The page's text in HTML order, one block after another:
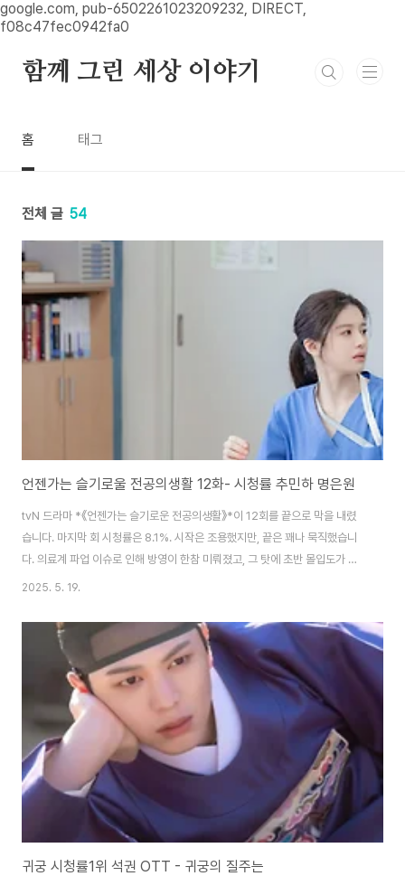
google.com, pub-6502261023209232, DIRECT,
f08c47fec0942fa0
본문 바로가기
함께 그린 세상 이야기
홈 태그
전체 글 54
언젠가는 슬기로울 전공의생활 12화- 시청률 추민하 명은원
tvN 드라마 *《언젠가는 슬기로운 전공의생활》*이 12회를 끝으로 막을 내렸
습니다. 마지막 회 시청률은 8.1%. 시작은 조용했지만, 끝은 꽤나 묵직했습니
다. 의료계 파업 이슈로 인해 방영이 한참 미뤄졌고, 그 탓에 초반 몰입도가 떨
어진다는 의견도 있었지만,...시간이 흐를수록 이 드라마는 '성장'이라는 단어
했던 하루하루.. 지금은 지원이 거의 없는 현실 병원 안에서 살아 숨 쉬는 전공
의들의 1년을 그려진 오이영, 표남경, 엄재일, 김사비. 차트 하나 제대로 못 쓰
던 이들이, 어느덧 교수와 간호사들에게 인정받고, 환자의 눈을 바라보며 진심
을 다하는 의사로 성장한 모습들이 12회에는 많이 비추어졌는데요 특히 고윤
정이 연기한..
2025. 5. 19.
귀궁 시청률1위 석권 OTT - 귀궁의 질주는